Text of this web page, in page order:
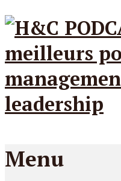
Menu